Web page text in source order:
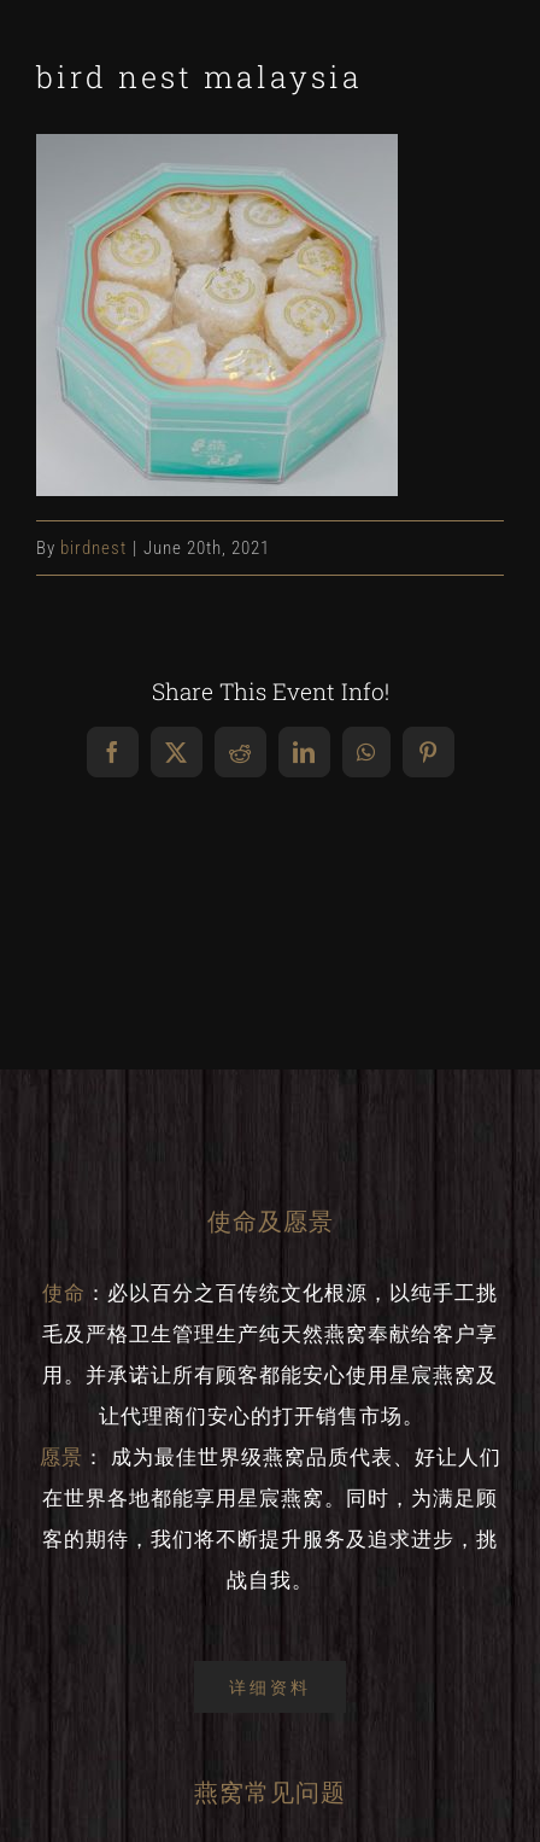
bird nest malaysia
By birdnest | June 20th, 2021
Share This Event Info!
Facebook
X RedditLinkedInWhatsAppPinterest
使命及愿景
使命 ： 必以百分之百传统文化根源，以纯手工挑
毛及严格卫生管理生产纯天然燕窝奉献给客户享
用。并承诺让所有顾客都能安心使用星宸燕窝及
让代理商们安心的打开销售市场。
愿景 ：
成为最佳世界级燕窝品质代表、好让人们
在世界各地都能享用星宸燕窝。同时，为满足顾
客的期待，我们将不断提升服务及追求进步，挑
战自我。
详细资料
燕窝常见问题